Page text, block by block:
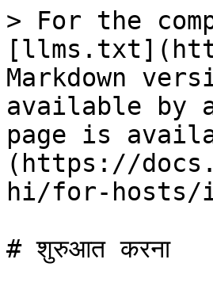
> For the
Markdown
available by
page is
(https://
hi/for-hosts/
# शुरुआत करना